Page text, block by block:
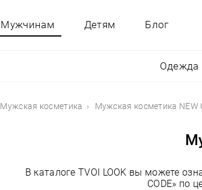
Мужчинам
Одежда
Детям Блог
Мужская косметика Мужская косметика NEW
В каталоге TVOI LOOK вы можете
CODE» по